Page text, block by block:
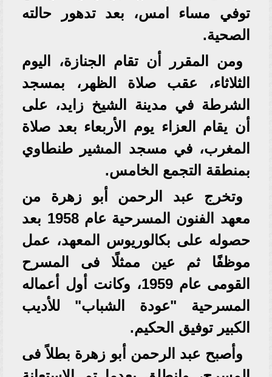
توفي مساء امس، بعد تدهور حالته
الصحية.
ومن المقرر أن تقام الجنازة، اليوم
الثلاثاء، عقب صلاة الظهر، بمسجد
الشرطة في مدينة الشيخ زايد، على
أن يقام العزاء يوم الأربعاء بعد صلاة
المغرب، في مسجد المشير طنطاوي
بمنطقة التجمع الخامس.
وتخرج عبد الرحمن أبو زهرة من
معهد الفنون المسرحية عام 1958 بعد
حصوله على بكالوريوس المعهد، عمل
موظفًا ثم عين ممثلًا فى المسرح
القومى عام 1959، وكانت أول أعماله
المسرحية "عودة الشباب" للأديب
الكبير توفيق الحكيم.
وأصبح عبد الرحمن أبو زهرة بطلاً فى